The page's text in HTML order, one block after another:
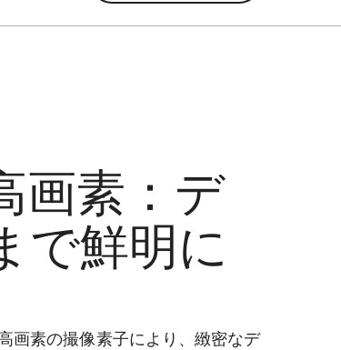
画素：デ
で鮮明に
画素の撮像素子により、緻密なデ